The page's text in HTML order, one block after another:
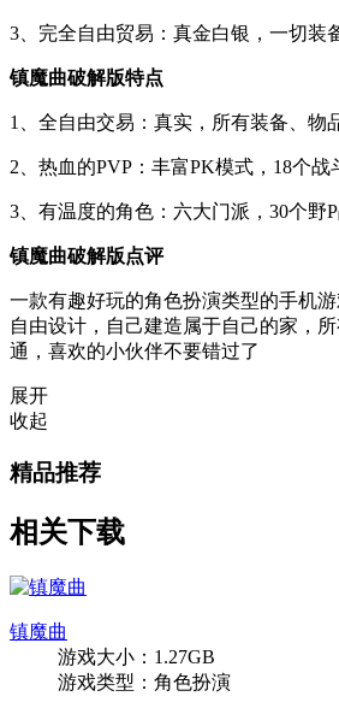
3、完全自由贸易：真金白银，一切装
镇魔曲破解版特点
1、全自由交易：真实，所有装备、物
2、热血的PVP：丰富PK模式，18个战
3、有温度的角色：六大门派，30个野
镇魔曲破解版点评
一款有趣好玩的角色扮演类型的手机
自由设计，自己建造属于自己的家，
通，喜欢的小伙伴不要错过了
展开
收起
精品推荐
相关下载
镇魔曲
游戏大小：1.27GB
游戏类型：角色扮演